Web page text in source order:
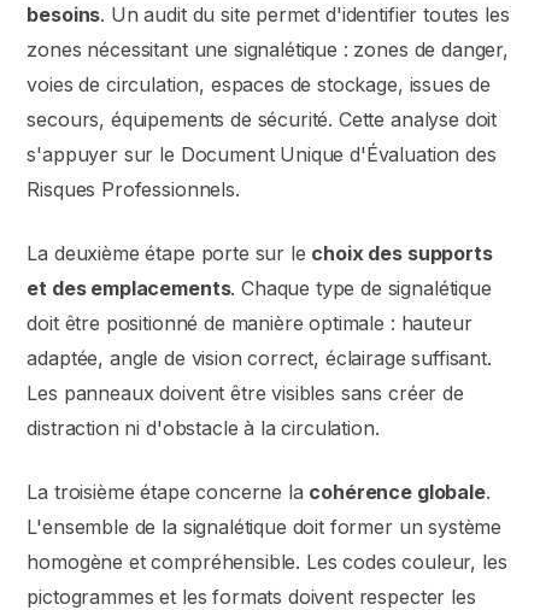
besoins. Un audit du site permet d'identifier toutes les
zones nécessitant une signalétique : zones de danger,
voies de circulation, espaces de stockage, issues de
secours, équipements de sécurité. Cette analyse doit
s'appuyer sur le Document Unique d'Évaluation des
Risques Professionnels.
La deuxième étape porte sur le choix des supports
et des emplacements. Chaque type de signalétique
doit être positionné de manière optimale : hauteur
adaptée, angle de vision correct, éclairage suffisant.
Les panneaux doivent être visibles sans créer de
distraction ni d'obstacle à la circulation.
La troisième étape concerne la cohérence globale.
L'ensemble de la signalétique doit former un système
homogène et compréhensible. Les codes couleur, les
pictogrammes et les formats doivent respecter les